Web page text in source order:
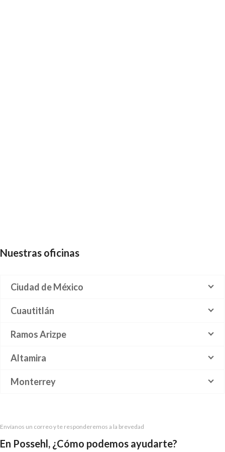
Nuestras oficinas
Ciudad de México
Cuautitlán
Ramos Arizpe
Altamira
Monterrey
Envíanos un correo y te responderemos a la brevedad
En Possehl, ¿Cómo podemos ayudarte?